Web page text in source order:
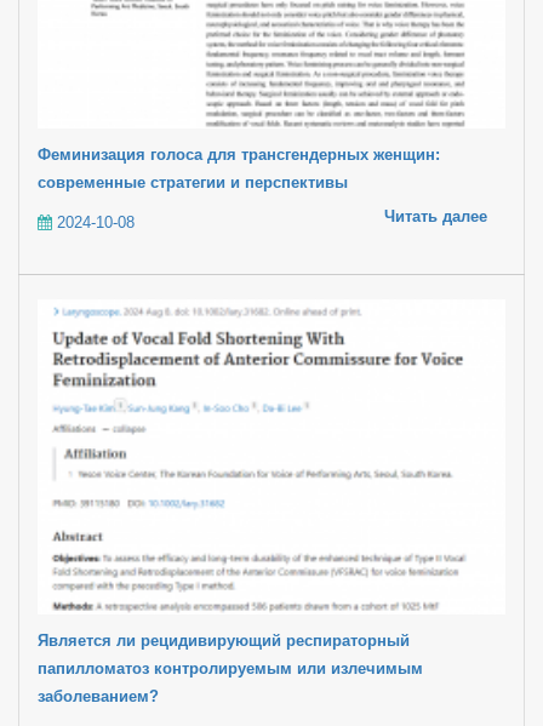
Феминизация голоса для трансгендерных женщин:
современные стратегии и перспективы
2024-10-08 Читать далее
Является ли рецидивирующий респираторный
папилломатоз контролируемым или излечимым
заболеванием?